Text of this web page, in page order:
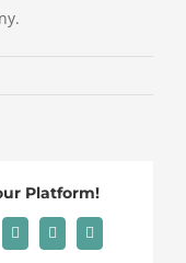
Platform!
Pinterest
Vk Email: